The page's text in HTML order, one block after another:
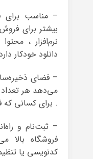
– مناسب برای
نرم‌افزار ،
دانلود خودکار
– فضای
می‌دهد هر تعداد
. برای کسانی که
– ثبت‌نام و
فروشگاه بالا
کدنویسی یا